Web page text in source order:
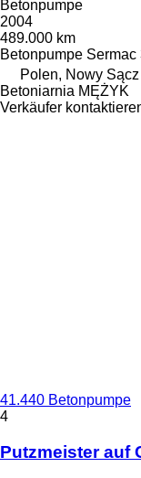
Betonpumpe
2004
489.000 km
Betonpumpe Sermac
Polen, Nowy Sącz
Betoniarnia MĘŻYK
Verkäufer
41.440 Betonpumpe
4
Putzmeister auf